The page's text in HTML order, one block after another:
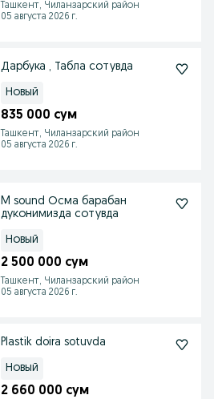
Ташкент, Чиланзарский район
05 августа 2026 г.
Дарбука , Табла сотувда
Новый
835 000 сум
Ташкент, Чиланзарский район
05 августа 2026 г.
M sound Осма барабан
дуконимизда сотувда
Новый
2 500 000 сум
Ташкент, Чиланзарский район
05 августа 2026 г.
Plastik doira sotuvda
Новый
2 660 000 сум